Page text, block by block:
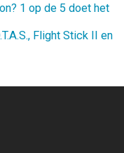
1 op de 5 doet het
Flight Stick II en